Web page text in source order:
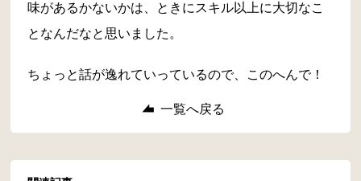
味があるかないかは、ときにスキル以上に大切なこ
となんだなと思いました。
ちょっと話が逸れていっているので、このへんで！
一覧へ戻る